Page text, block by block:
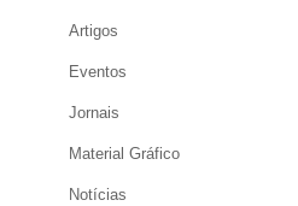
Artigos
Eventos
Jornais
Material Gráfico
Notícias